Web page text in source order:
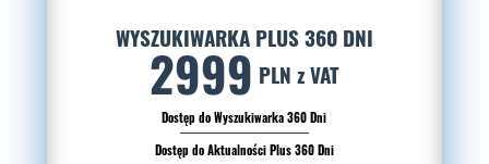
WYSZUKIWARKA PLUS 360 DNI
2999 PLN z VAT
Dostęp do Wyszukiwarka 360 Dni
Dostęp do Aktualności Plus 360 Dni